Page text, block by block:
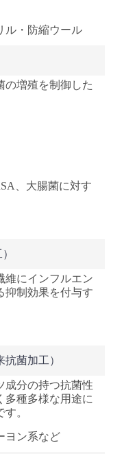
ル・防縮ウール
の増殖を制御した
、大腸菌に対す
維にインフルエン
抑制効果を付与す
抗菌加工）
成分の持つ抗菌性
多種多様な用途に
す。
ヨン系など